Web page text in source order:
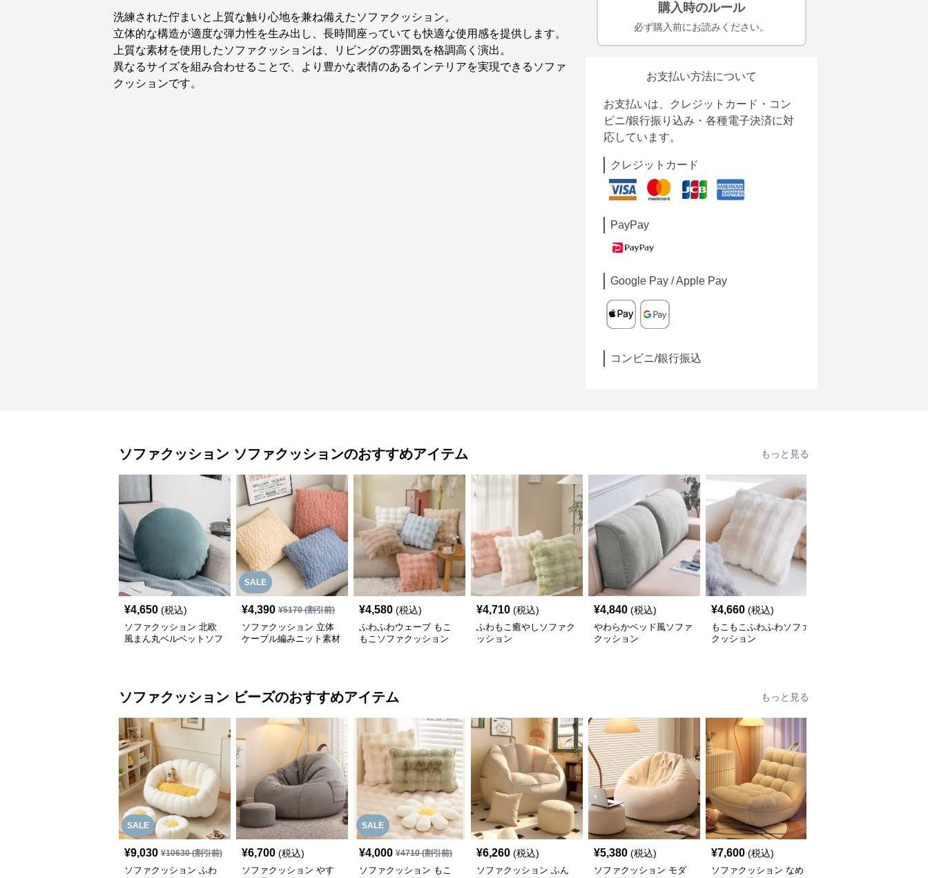
洗練された佇まいと上質な触り心地を兼ね備えたソファクッション。
立体的な構造が適度な弾力性を生み出し、長時間座っていても快適な使用感を提供します。
上質な素材を使用したソファクッションは、リビングの雰囲気を格調高く演出。
異なるサイズを組み合わせることで、より豊かな表情のあるインテリアを実現できるソファ
クッションです。
購入時のルール
必ず購入前にお読みください。
お支払い方法について
お支払いは、クレジットカード・コン
ビニ/銀行振り込み・各種電子決済に対
応しています。
クレジットカード
PayPay
Google Pay / Apple Pay
コンビニ/銀行振込
ソファクッション ソファクッションのおすすめアイテム もっと見る
¥4,650 (税込)
ソファクッション 北欧
風まん丸ベルベットソフ
SALE
¥4,390 ¥5170(割引前)
ソファクッション 立体
ケーブル編みニット素材
¥4,580 (税込)
ふわふわウェーブ もこ
もこソファクッション
¥4,710 (税込)
ふわもこ癒やしソファク
ッション
¥4,840 (税込)
やわらかベッド風ソファ
クッション
¥4,660 (税込)
もこもこふわふわソファ
クッション
ソファクッション ビーズのおすすめアイテム もっと見る
SALE
¥9,030 ¥10630(割引前)
ソファクッション ふわ
¥6,700 (税込)
ソファクッション やす
SALE
¥4,000 ¥4710(割引前)
ソファクッション もこ
¥6,260 (税込)
ソファクッション ふん
¥5,380 (税込)
ソファクッション モダ
¥7,600 (税込)
ソファクッション なめ